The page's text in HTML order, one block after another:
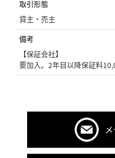
取引形態
貸主・売主
備考
【保証会社】
要加入。2年目以降保証料